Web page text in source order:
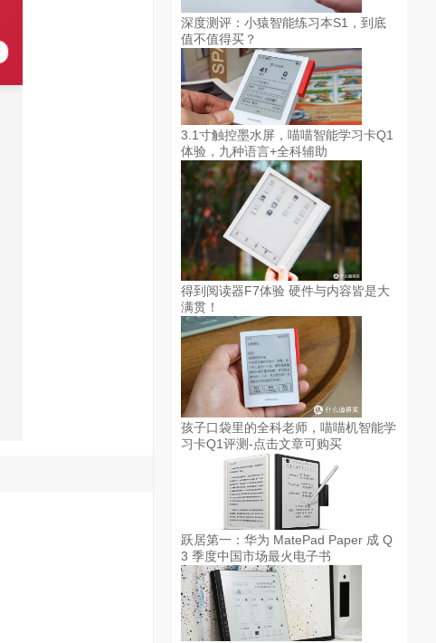
深度测评：小猿智能练习本S1，到底
值不值得买？
3.1寸触控墨水屏，喵喵智能学习卡Q1
体验，九种语言+全科辅助
得到阅读器F7体验 硬件与内容皆是大
满贯！
孩子口袋里的全科老师，喵喵机智能学
习卡Q1评测-点击文章可购买
跃居第一：华为 MatePad Paper 成 Q
3 季度中国市场最火电子书